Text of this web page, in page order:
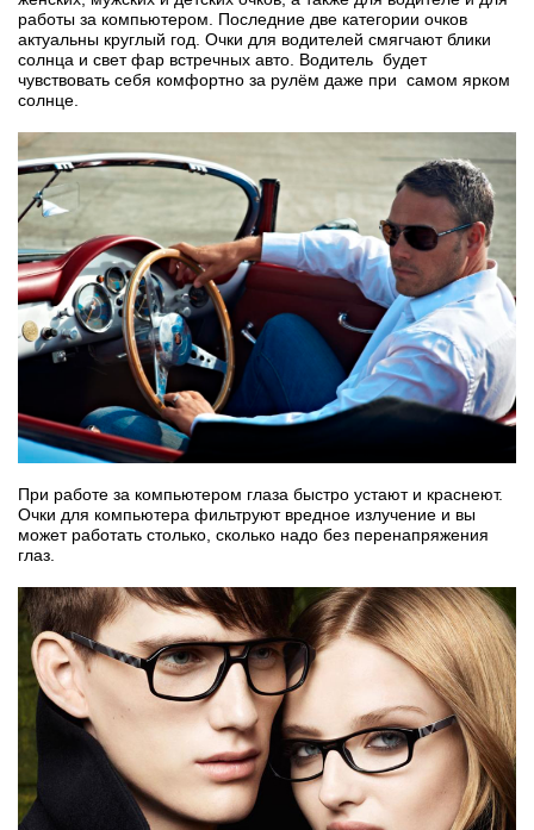
работы за компьютером. Последние две категории очков
актуальны круглый год. Очки для водителей смягчают блики
солнца и свет фар встречных авто. Водитель будет
чувствовать себя комфортно за рулём даже при самом ярком
солнце.
При работе за компьютером глаза быстро устают и краснеют.
Очки для компьютера фильтруют вредное излучение и вы
может работать столько, сколько надо без перенапряжения
глаз.